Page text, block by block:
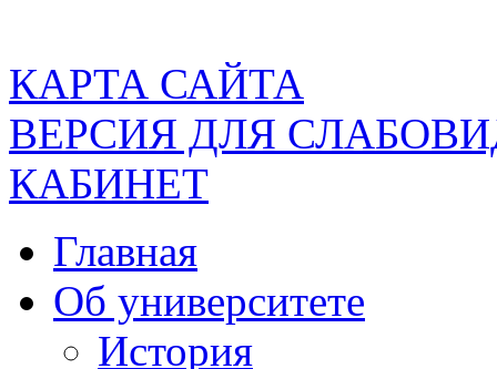
КАРТА САЙТА
ВЕРСИЯ ДЛЯ
КАБИНЕТ
Главная
Об университете
История